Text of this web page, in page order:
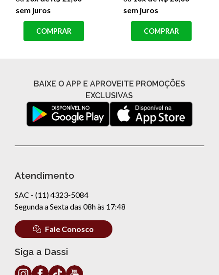
sem juros
COMPRAR
sem juros
COMPRAR
BAIXE O APP E APROVEITE PROMOÇÕES
EXCLUSIVAS
Atendimento
SAC - (11) 4323-5084
Segunda a Sexta das 08h às 17:48
Fale Conosco
Siga a Dassi